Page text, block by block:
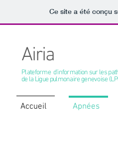
Ce site a été conçu
Airia
Plateforme d'information sur les
de la Ligue pulmonaire genevoise
Accueil Apnées